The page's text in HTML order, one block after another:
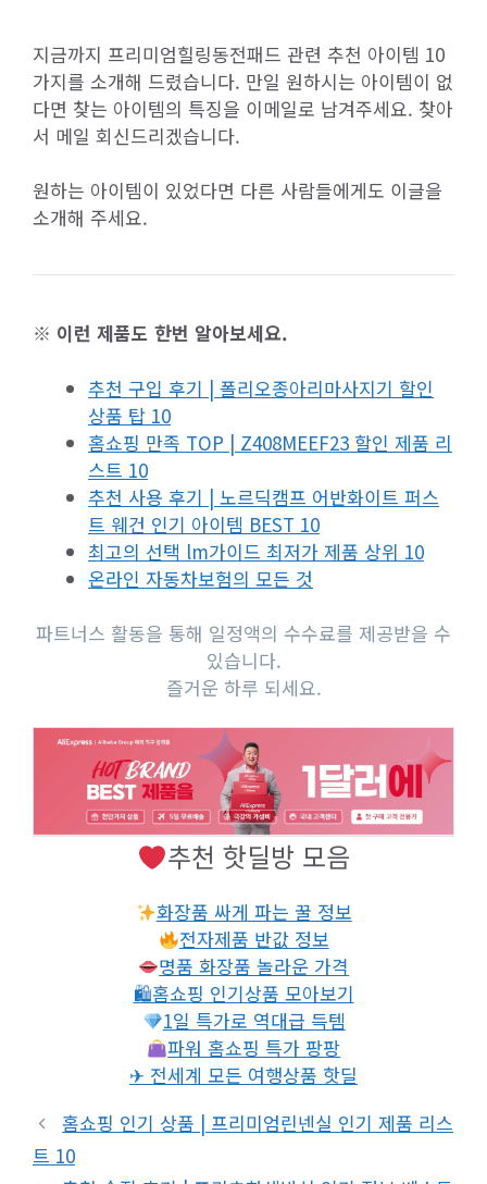
지금까지 프리미엄힐링동전패드 관련 추천 아이템 10
가지를 소개해 드렸습니다. 만일 원하시는 아이템이 없
다면 찾는 아이템의 특징을 이메일로 남겨주세요. 찾아
서 메일 회신드리겠습니다.
원하는 아이템이 있었다면 다른 사람들에게도 이글을
소개해 주세요.
※ 이런 제품도 한번 알아보세요.
추천 구입 후기 | 폴리오종아리마사지기 할인
상품 탑 10
홈쇼핑 만족 TOP | Z408MEEF23 할인 제품 리
스트 10
추천 사용 후기 | 노르딕캠프 어반화이트 퍼스
트 웨건 인기 아이템 BEST 10
최고의 선택 lm가이드 최저가 제품 상위 10
온라인 자동차보험의 모든 것
파트너스 활동을 통해 일정액의 수수료를 제공받을 수
있습니다.
즐거운 하루 되세요.
추천 핫딜방 모음
화장품 싸게 파는 꿀 정보
전자제품 반값 정보
명품 화장품 놀라운 가격
🛍홈쇼핑 인기상품 모아보기
1일 특가로 역대급 득템
파워 홈쇼핑 특가 팡팡
✈ 전세계 모든 여행상품 핫딜
홈쇼핑 인기 상품 | 프리미엄린넨실 인기 제품 리스
트 10